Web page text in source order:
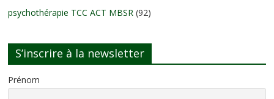
psychothérapie TCC ACT MBSR (92)
S’inscrire à la newsletter
Prénom